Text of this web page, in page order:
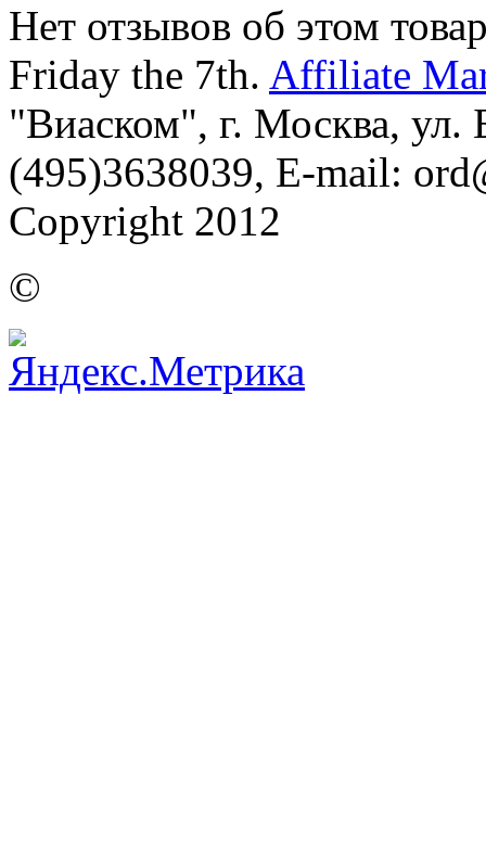
Нет отзывов об этом
Friday the 7th. Affiliate
"Виаском", г. Москва, ул.
(495)3638039, E-mail:
Copyright 2012
©